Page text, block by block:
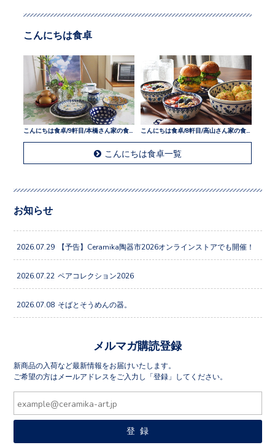
こんにちは食卓
こんにちは食卓/9軒目/本橋さん家の食卓
こんにちは食卓一覧
お知らせ
2026.07.29 【予告】Ceramika陶器市2026オンラインストアでも開催！
2026.07.22 ペアコレクション2026
2026.07.08 そばとそうめんの器。
メルマガ購読登録
新商品の入荷など最新情報をお届けいたします。
ご希望の方はメールアドレスをご入力し「登録」してください。